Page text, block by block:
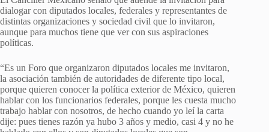
dialogar con diputados locales, federales y representantes de
distintas organizaciones y sociedad civil que lo invitaron,
aunque para muchos tiene que ver con sus aspiraciones
políticas.
“Es un Foro que organizaron diputados locales me invitaron,
la asociación también de autoridades de diferente tipo local,
porque quieren conocer la política exterior de México, quieren
hablar con los funcionarios federales, porque les cuesta mucho
trabajo hablar con nosotros, de hecho cuando yo leí la carta
dije: pues tienes razón ya hubo 3 años y medio, casi 4 y no he